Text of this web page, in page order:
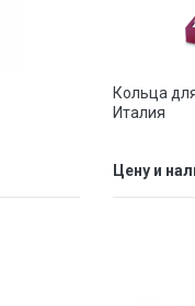
Кольца
Италия
Цену и